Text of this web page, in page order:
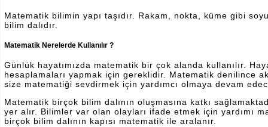
Matematik bilimin yapı taşıdır. Rakam, nokta, küme gibi
bilim dalıdır.
Matematik Nerelerde Kullanılır ?
Günlük hayatımızda matematik bir çok alanda kullanılır.
hesaplamaları yapmak için gereklidir. Matematik denilince
size matematiği sevdirmek için yardımcı olmaya devam
Matematik birçok bilim dalının oluşmasına katkı
yer alır. Bilimler var olan olayları ifade etmek için yardımı
birçok bilim dalının kapısı matematik ile aralanır.